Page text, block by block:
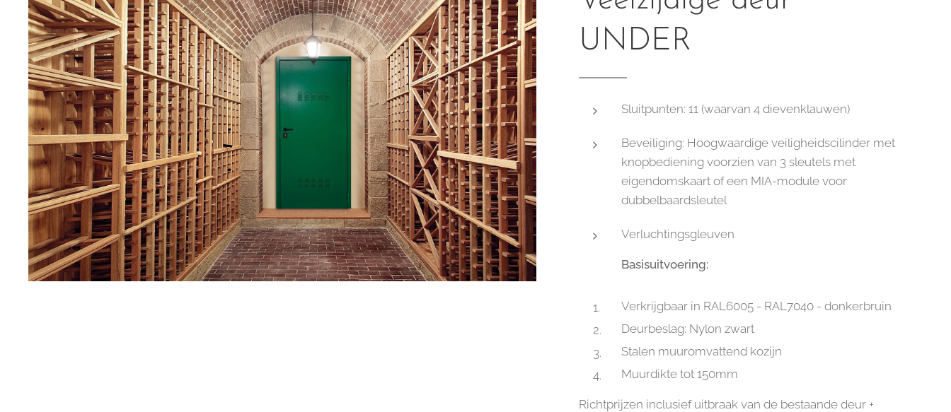
UNDER
Sluitpunten: 11 (waarvan 4 dievenklauwen)
Beveiliging: Hoogwaardige veiligheidscilinder met
knopbediening voorzien van 3 sleutels met
eigendomskaart of een MIA-module voor
dubbelbaardsleutel
Verluchtingsgleuven
Basisuitvoering:
Verkrijgbaar in RAL6005 - RAL7040 - donkerbruin
Deurbeslag: Nylon zwart
Stalen muuromvattend kozijn
Muurdikte tot 150mm
Richtprijzen inclusief uitbraak van de bestaande deur +